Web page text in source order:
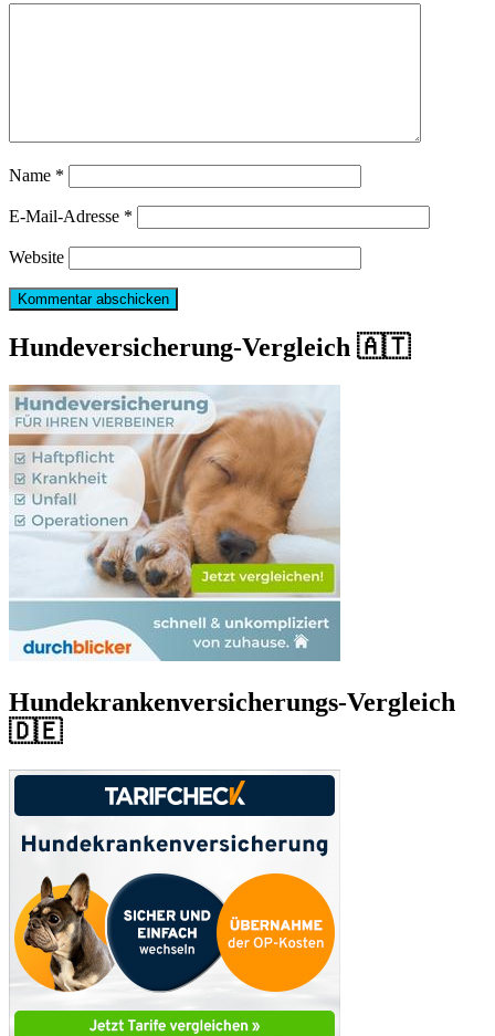
Name *
E-Mail-Adresse *
Website
Hundeversicherung-Vergleich 🇦🇹
Hundekrankenversicherungs-Vergleich
🇩🇪